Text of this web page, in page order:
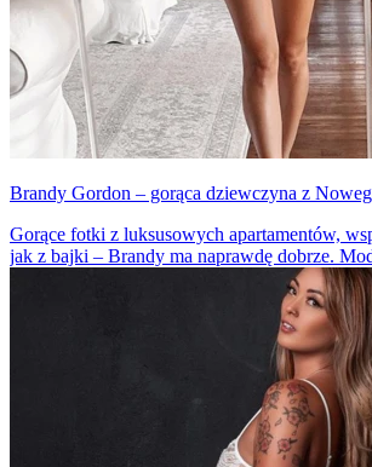
Brandy Gordon – gorąca dziewczyna z
Gorące fotki z luksusowych apartamentów,
jak z bajki – Brandy ma naprawdę dobrze.